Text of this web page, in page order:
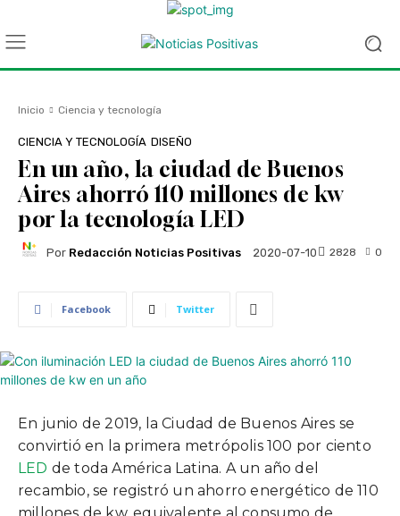
Inicio Ciencia y tecnología
CIENCIA Y TECNOLOGÍA DISEÑO
En un año, la ciudad de Buenos
Aires ahorró 110 millones de kw
por la tecnología LED
Por Redacción Noticias Positivas 2020-07-10 0
2828
Facebook Twitter
En junio de 2019, la Ciudad de Buenos Aires se
convirtió en la primera metrópolis 100 por ciento
LED de toda América Latina. A un año del
recambio, se registró un ahorro energético de 110